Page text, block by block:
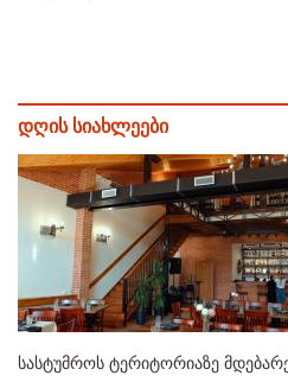
დღის სიახლეები
სასტუმროს ტერიტორიაზე